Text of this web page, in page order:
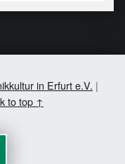
in Erfurt e.V. |
to top ↑